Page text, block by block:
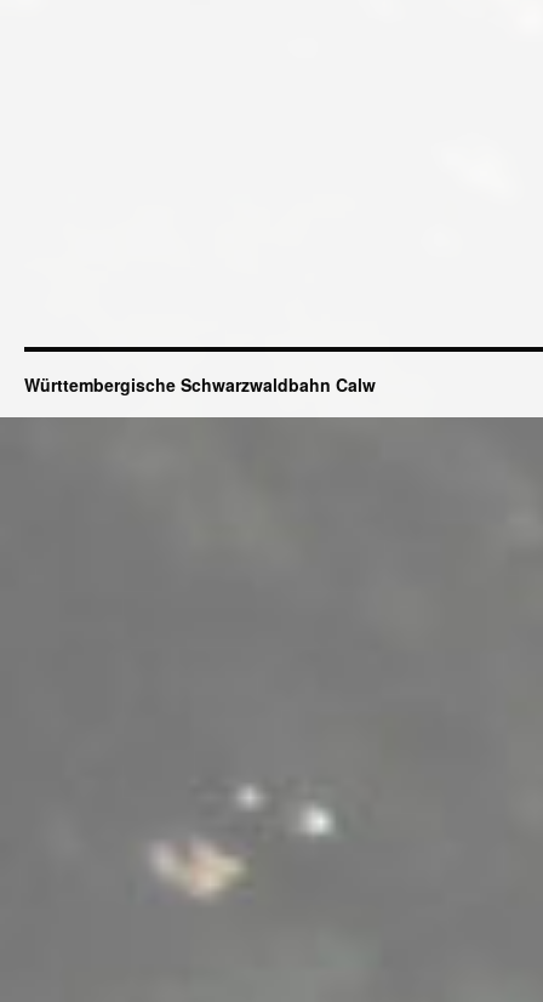
Württembergische Schwarzwaldbahn Calw